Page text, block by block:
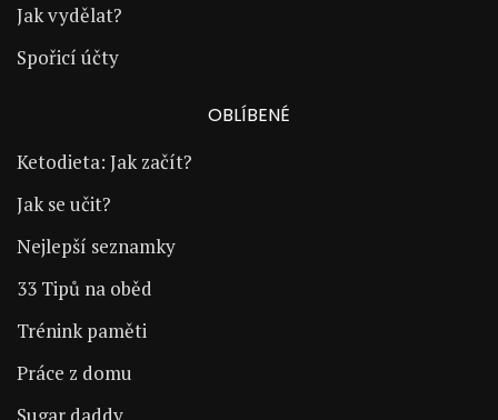
Jak vydělat?
Spořicí účty
OBLÍBENÉ
Ketodieta: Jak začít?
Jak se učit?
Nejlepší seznamky
33 Tipů na oběd
Trénink paměti
Práce z domu
Sugar daddy